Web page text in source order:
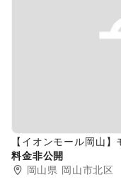
Previous slide
【イオンモール岡山
料金非公開
岡山県 岡山市北区